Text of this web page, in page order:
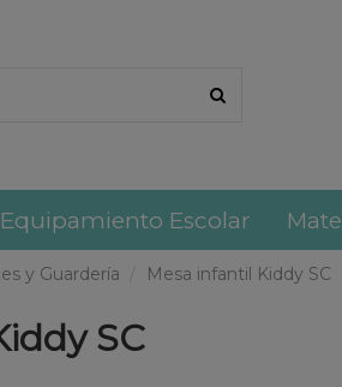
Equipamiento Escolar
y Guardería Mesa infantil Kiddy SC
SC